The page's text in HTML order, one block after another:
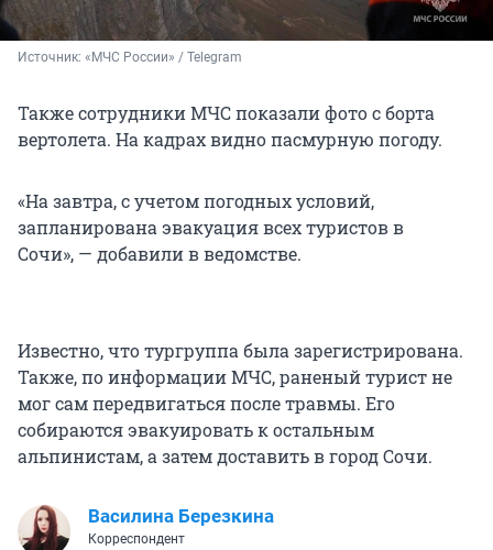
Источник: «МЧС России» / Telegram
Также сотрудники МЧС показали фото с борта
вертолета. На кадрах видно пасмурную погоду.
«На завтра, с учетом погодных условий,
запланирована эвакуация всех туристов в
Сочи», — добавили в ведомстве.
Известно, что тургруппа была зарегистрирована.
Также, по информации МЧС, раненый турист не
мог сам передвигаться после травмы. Его
собираются эвакуировать к остальным
альпинистам, а затем доставить в город Сочи.
Василина Березкина
Корреспондент